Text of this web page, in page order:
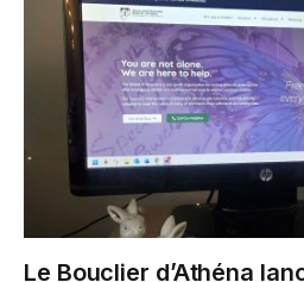
Le Bouclier d’Athéna